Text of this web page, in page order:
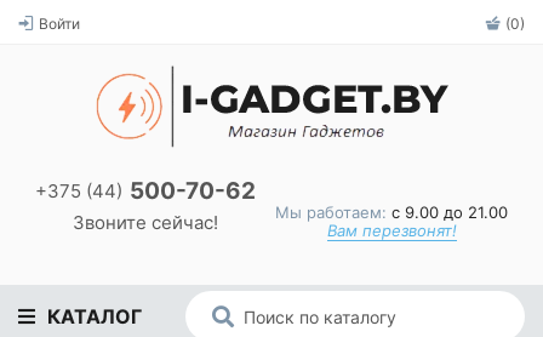
Войти (0)
+375 (44) 500-70-62
Звоните сейчас! Мы работаем: с 9.00 до 21.00
Вам перезвонят!
КАТАЛОГ